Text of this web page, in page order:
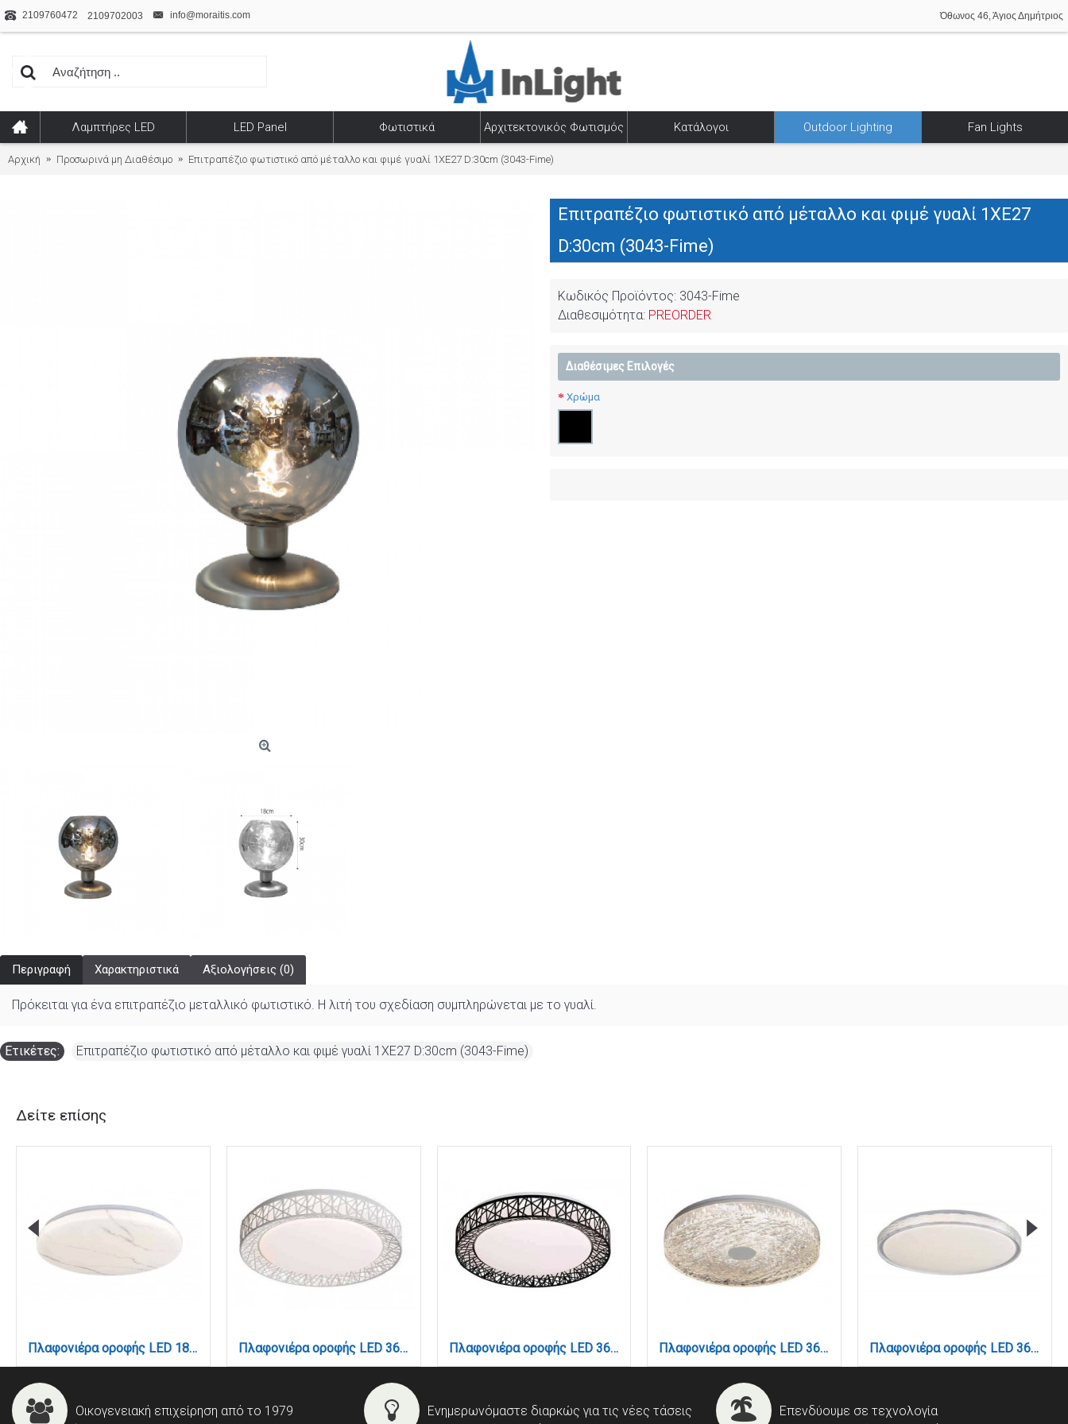
2109760472 2109702003 info@moraitis.com Όθωνος 46, Άγιος Δημήτριος
Λαμπτήρες LED LED Panel Φωτιστικά Αρχιτεκτονικός Φωτισμός Κατάλογοι Outdoor Lighting Fan Lights
Αρχική Προσωρινά μη Διαθέσιμο Επιτραπέζιο φωτιστικό από μέταλλο και φιμέ γυαλί 1XE27 D:30cm (3043-Fime)
Επιτραπέζιο φωτιστικό από μέταλλο και φιμέ γυαλί 1XE27
D:30cm (3043-Fime)
Κωδικός Προϊόντος: 3043-Fime
Διαθεσιμότητα: PREORDER
Διαθέσιμες Επιλογές
Χρώμα
Περιγραφή Χαρακτηριστικά Αξιολογήσεις (0)
Πρόκειται για ένα επιτραπέζιο μεταλλικό φωτιστικό. Η λιτή του σχεδίαση συμπληρώνεται με το γυαλί.
Ετικέτες: Επιτραπέζιο φωτιστικό από μέταλλο και φιμέ γυαλί 1XE27 D:30cm (3043-Fime)
Δείτε επίσης
Πλαφονιέρα οροφής LED 18W 4cct από λευκό ακρυλικό D:30cm (42050-C-Λευκό) Πλαφονιέρα οροφής LED 36W 4cct από λευκό ακρυλικό D:50cm (42049-Λευκ΄΄ο) Πλαφονιέρα οροφής LED 36W 4cct από λευκό ακρυλικό D:50cm (42049-Μα΄ύρο) Πλαφονιέρα οροφής LED 36W 4cct από λευκό ακρυλικό D:50cm (42048-Α) Πλαφονιέρα οροφής LED 36W 4cct από λευκό ακρυλικό D:50cm (42051-Α)
Οικογενειακή επιχείρηση από το 1979
Ενημερωνόμαστε διαρκώς για τις νέες τάσεις
Επενδύουμε σε τεχνολογία